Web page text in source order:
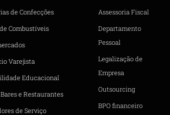
de Confecções
Combustíveis
Varejista
Educacional
e Restaurantes
de Serviço
Assessoria Fiscal
Departamento
Pessoal
Legalização de
Empresa
Outsourcing
BPO financeiro